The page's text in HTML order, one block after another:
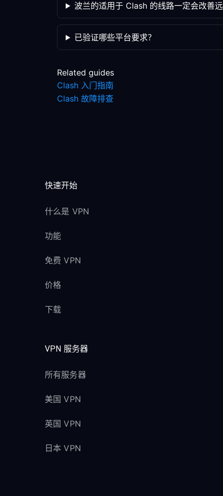
波兰的适用于 Clash 的线路一定会改善远
已验证哪些平台要求？
Related guides
Clash 入门指南
Clash 故障排查
快速开始
什么是 VPN
功能
免费 VPN
价格
下载
VPN 服务器
所有服务器
美国 VPN
英国 VPN
日本 VPN